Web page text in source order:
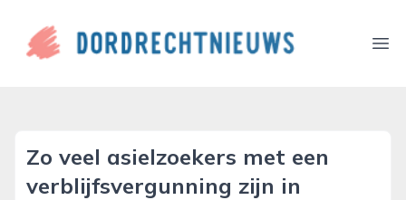
dordrechtnieuws.nl
Zo veel asielzoekers met een
verblijfsvergunning zijn in